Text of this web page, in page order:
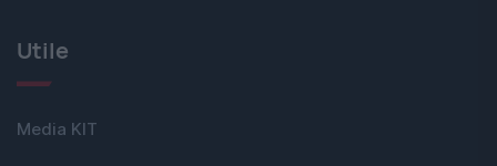
Utile
Media KIT